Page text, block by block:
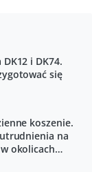
i DK74.
się
koszenie.
na
okolicach